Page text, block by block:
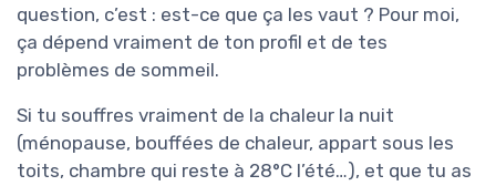
question, c’est : est-ce que ça les vaut ? Pour moi,
ça dépend vraiment de ton profil et de tes
problèmes de sommeil.
Si tu souffres vraiment de la chaleur la nuit
(ménopause, bouffées de chaleur, appart sous les
toits, chambre qui reste à 28°C l’été…), et que tu as